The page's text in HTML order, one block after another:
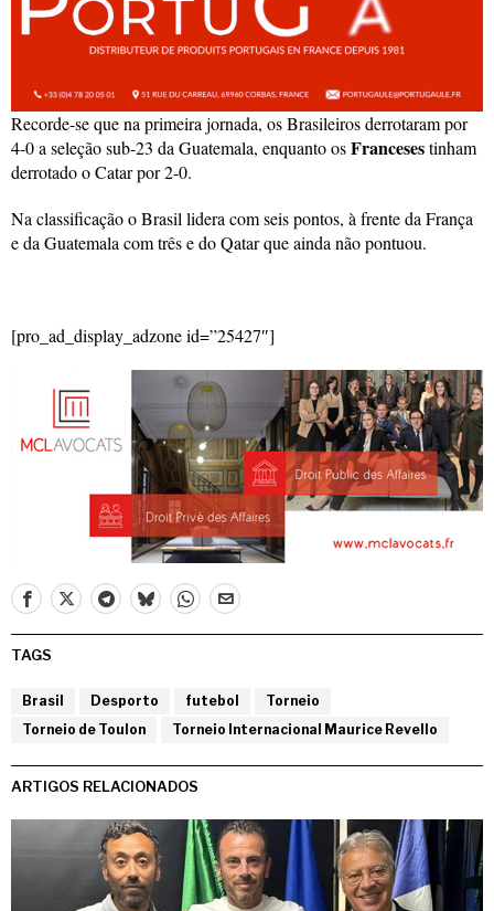
Recorde-se que na primeira jornada, os Brasileiros derrotaram por
4-0 a seleção sub-23 da Guatemala, enquanto osFrancesestinham
derrotado o Catar por 2-0.
Na classificação o Brasil lidera com seis pontos, à frente da França
e da Guatemala com três e do Qatar que ainda não pontuou.
[pro_ad_display_adzone id=”25427″]
TAGS
Brasil Desporto futebol
Torneio
Torneio de Toulon
Torneio Internacional Maurice Revello
ARTIGOS RELACIONADOS